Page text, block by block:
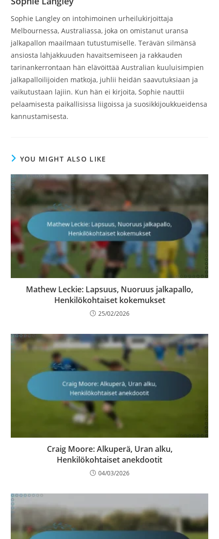
Sophie Langley on intohimoinen urheilukirjoittaja
Melbournessa, Australiassa, joka on omistanut uransa
jalkapallon maailmaan tutustumiselle. Terävän silmänsä
ansiosta lahjakkuuden havaitsemiseen ja rakkauden
tarinankerrontaan hän elävöittää Australian kuuluisimpien
jalkapalloilijoiden matkoja, juhlii heidän saavutuksiaan ja
vaikutustaan lajiin. Kun hän ei kirjoita, Sophie nauttii
pelaamisesta paikallisissa liigoissa ja suosikkijoukkueidensa
kannustamisesta.
YOU MIGHT ALSO LIKE
Mathew Leckie: Lapsuus, Nuoruus jalkapallo,
Henkilökohtaiset kokemukset
25/02/2026
Craig Moore: Alkuperä, Uran alku,
Henkilökohtaiset anekdootit
04/03/2026